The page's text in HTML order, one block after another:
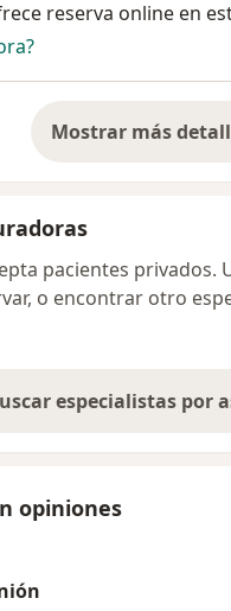
reserva online en
Mostrar mássobre la
pacientes privados.
o encontrar otro
especialistas por
opiniones